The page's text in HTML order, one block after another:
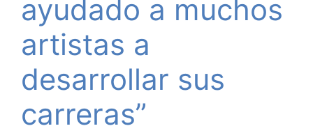
ayudado a muchos
artistas a
desarrollar sus
carreras”